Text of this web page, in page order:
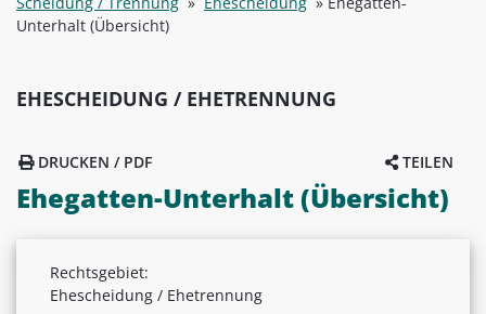
Unterhalt (Übersicht)
EHESCHEIDUNG / EHETRENNUNG
TEILEN
DRUCKEN / PDF
Ehegatten-Unterhalt (Übersicht)
Rechtsgebiet:
Ehescheidung / Ehetrennung